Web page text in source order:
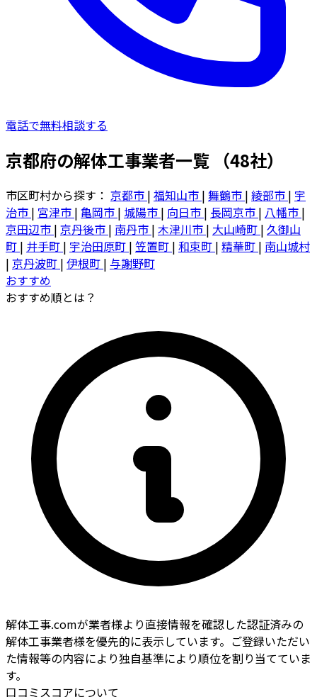
電話で無料相談する
京都府の解体工事業者一覧 （48社）
市区町村から探す： 京都市 | 福知山市 | 舞鶴市 | 綾部市 | 宇
治市 | 宮津市 | 亀岡市 | 城陽市 | 向日市 | 長岡京市 | 八幡市 |
京田辺市 | 京丹後市 | 南丹市 | 木津川市 | 大山崎町 | 久御山
町 | 井手町 | 宇治田原町 | 笠置町 | 和束町 | 精華町 | 南山城村
| 京丹波町 | 伊根町 | 与謝野町
おすすめ
おすすめ順とは？
解体工事.comが業者様より直接情報を確認した認証済みの
解体工事業者様を優先的に表示しています。ご登録いただい
た情報等の内容により独自基準により順位を割り当てていま
す。
口コミスコアについて